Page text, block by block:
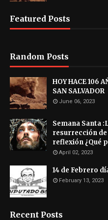
Featured Posts
Random Posts
HOY HACE 106
SAN SALVADOR
June 06, 2023
Semana Santa
resurrección
reflexión ¿Qué
April 02, 2023
14 de Febrero
February 13, 2023
Recent Posts